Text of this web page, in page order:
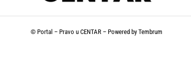
© Portal – Pravo u CENTAR – Powered by Tembrum